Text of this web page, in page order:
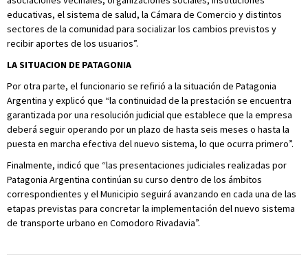
educativas, el sistema de salud, la Cámara de Comercio y distintos
sectores de la comunidad para socializar los cambios previstos y
recibir aportes de los usuarios”.
LA SITUACION DE PATAGONIA
Por otra parte, el funcionario se refirió a la situación de Patagonia
Argentina y explicó que “la continuidad de la prestación se encuentra
garantizada por una resolución judicial que establece que la empresa
deberá seguir operando por un plazo de hasta seis meses o hasta la
puesta en marcha efectiva del nuevo sistema, lo que ocurra primero”.
Finalmente, indicó que “las presentaciones judiciales realizadas por
Patagonia Argentina continúan su curso dentro de los ámbitos
correspondientes y el Municipio seguirá avanzando en cada una de las
etapas previstas para concretar la implementación del nuevo sistema
de transporte urbano en Comodoro Rivadavia”.